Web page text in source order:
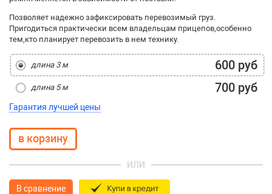
Позволяет надежно зафиксировать перевозимый груз.
Пригодиться практически всем владельцам прицепов,особенно
тем,кто планирует перевозить в нем технику.
длина 3 м 600 руб
длина 5 м 700 руб
Гарантия лучшей цены
ИЛИ
В сравнение